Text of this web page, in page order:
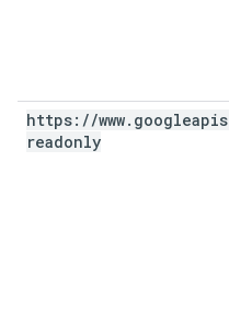
https: //www. googleapis
readonly